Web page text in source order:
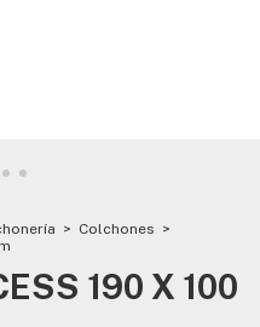
> Colchones >
190 X 100